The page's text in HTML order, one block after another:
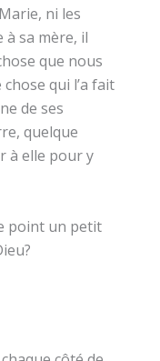
ni les
à sa mère, il
que nous
qui l’a fait
de ses
quelque
à elle pour y
point un petit